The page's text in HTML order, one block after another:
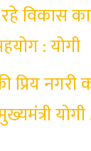
विकास
: योगी
प्रिय